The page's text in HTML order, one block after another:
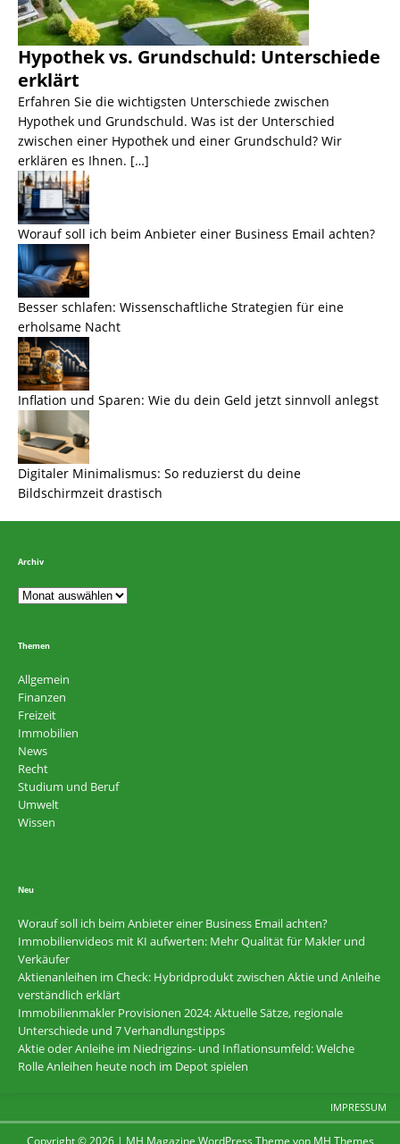
Hypothek vs. Grundschuld: Unterschiede
erklärt
Erfahren Sie die wichtigsten Unterschiede zwischen
Hypothek und Grundschuld. Was ist der Unterschied
zwischen einer Hypothek und einer Grundschuld? Wir
erklären es Ihnen. […]
Worauf soll ich beim Anbieter einer Business Email achten?
Besser schlafen: Wissenschaftliche Strategien für eine
erholsame Nacht
Inflation und Sparen: Wie du dein Geld jetzt sinnvoll anlegst
Digitaler Minimalismus: So reduzierst du deine
Bildschirmzeit drastisch
Archiv
Themen
Allgemein
Finanzen
Freizeit
Immobilien
News
Recht
Studium und Beruf
Umwelt
Wissen
Neu
Worauf soll ich beim Anbieter einer Business Email achten?
Immobilienvideos mit KI aufwerten: Mehr Qualität für Makler und
Verkäufer
Aktienanleihen im Check: Hybridprodukt zwischen Aktie und Anleihe
verständlich erklärt
Immobilienmakler Provisionen 2024: Aktuelle Sätze, regionale
Unterschiede und 7 Verhandlungstipps
Aktie oder Anleihe im Niedrigzins- und Inflationsumfeld: Welche
Rolle Anleihen heute noch im Depot spielen
IMPRESSUM